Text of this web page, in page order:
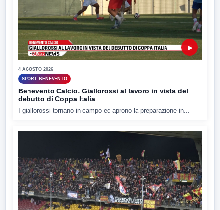
▶
4 AGOSTO 2026
SPORT BENEVENTO
Benevento Calcio: Giallorossi al lavoro in vista del
debutto di Coppa Italia
I giallorossi tornano in campo ed aprono la preparazione in...